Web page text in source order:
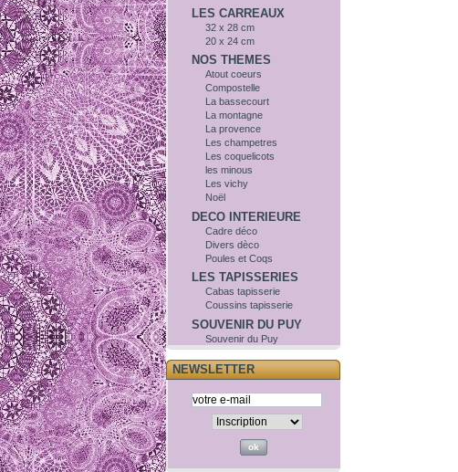
LES CARREAUX
32 x 28 cm
20 x 24 cm
NOS THEMES
Atout coeurs
Compostelle
La bassecourt
La montagne
La provence
Les champetres
Les coquelicots
les minous
Les vichy
Noël
DECO INTERIEURE
Cadre déco
Divers dèco
Poules et Coqs
LES TAPISSERIES
Cabas tapisserie
Coussins tapisserie
SOUVENIR DU PUY
Souvenir du Puy
NEWSLETTER